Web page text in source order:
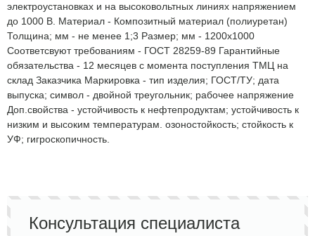
электроустановках и на высоковольтных линиях напряжением
до 1000 В. Материал - Композитный материал (полиуретан)
Толщина; мм - не менее 1;3 Размер; мм - 1200х1000
Соответсвуют требованиям - ГОСТ 28259-89 Гарантийные
обязательства - 12 месяцев с момента поступления ТМЦ на
склад Заказчика Маркировка - тип изделия; ГОСТ/ТУ; дата
выпуска; символ - двойной треугольник; рабочее напряжение
Доп.свойства - устойчивость к нефтепродуктам; устойчивость к
низким и высоким температурам. озоностойкость; стойкость к
УФ; гигроскопичность.
Консультация специалиста